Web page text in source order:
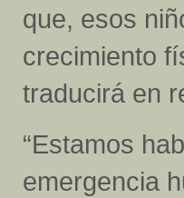
que, esos
crecimiento
traducirá en
“Estamos
emergencia